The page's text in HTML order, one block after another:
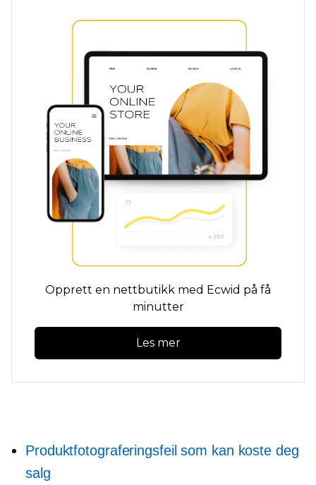
Opprett en nettbutikk med Ecwid på få
minutter
Les mer
Produktfotograferingsfeil som kan koste deg
salg